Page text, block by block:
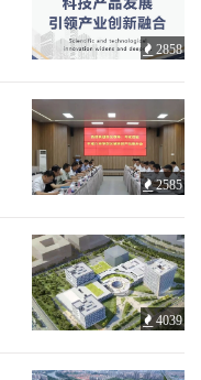
2858
2585
4039